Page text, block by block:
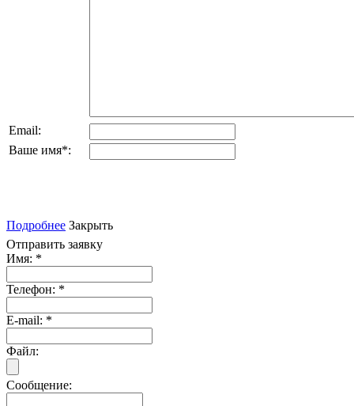
Email:
Ваше имя*:
Подробнее Закрыть
Отправить заявку
Имя: *
Телефон: *
E-mail: *
Файл:
Сообщение: